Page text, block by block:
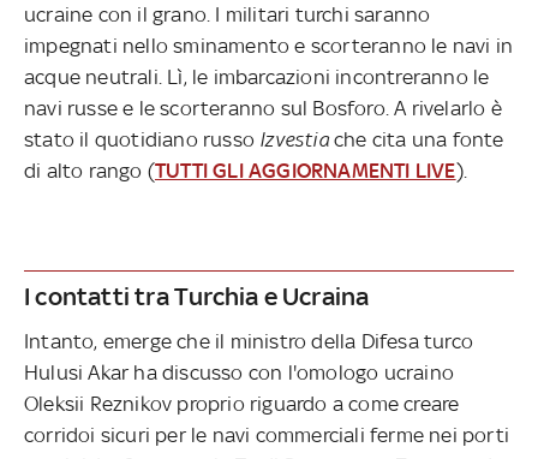
ucraine con il grano. I militari turchi saranno
impegnati nello sminamento e scorteranno le navi in
acque neutrali. Lì, le imbarcazioni incontreranno le
navi russe e le scorteranno sul Bosforo. A rivelarlo è
stato il quotidiano russo Izvestiache cita una fonte
di alto rango (TUTTI GLI AGGIORNAMENTI LIVE).
I contatti tra Turchia e Ucraina
Intanto, emerge che il ministro della Difesa turco
Hulusi Akar ha discusso con l'omologo ucraino
Oleksii Reznikov proprio riguardo a come creare
corridoi sicuri per le navi commerciali ferme nei porti